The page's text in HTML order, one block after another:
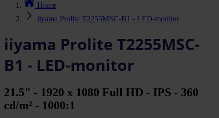
Home
iiyama Prolite T2255MSC-B1 - LED-monitor
iiyama Prolite T2255MSC-
B1 - LED-monitor
21.5" - 1920 x 1080 Full HD - IPS - 360
cd/m² - 1000:1